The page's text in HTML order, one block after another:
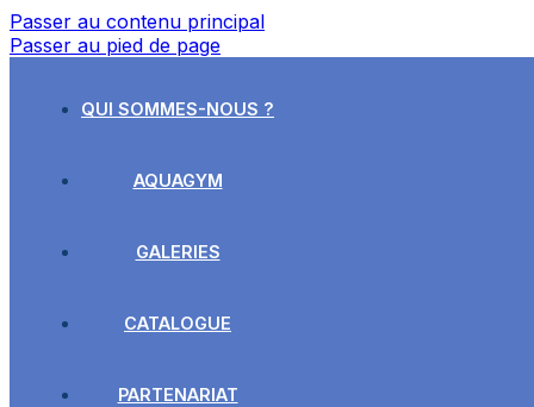
Passer au contenu principal
Passer au pied de page
QUI SOMMES-NOUS ?
AQUAGYM
GALERIES
CATALOGUE
PARTENARIAT